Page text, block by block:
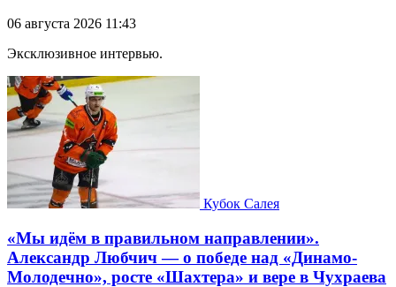
06 августа 2026 11:43
Эксклюзивное интервью.
Кубок Салея
«Мы идём в правильном направлении».
Александр Любчич — о победе над «Динамо-
Молодечно», росте «Шахтера» и вере в Чухраева